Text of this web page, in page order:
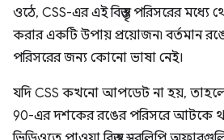
ওঠে, CSS-এর এই বিস্তৃত পরিসরের মধ্যে
করার একটি উপায় প্রয়োজন৷ বর্তমান রঙের
পরিসরের জন্য কোনো ভাষা নেই।
যদি CSS কখনো আপডেট না হয়,
90-এর দশকের রঙের পরিসরে আটকে